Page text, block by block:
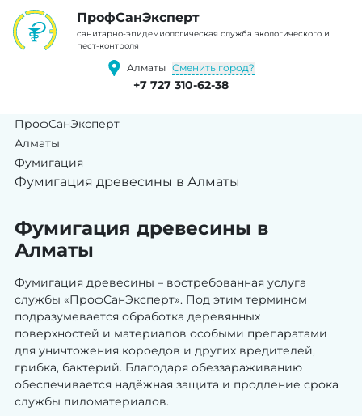
ПрофCанЭксперт
cанитарно-эпидемиологическая служба экологического и
пест-контроля
Алматы Сменить город?
+7 727 310-62-38
ПрофСанЭксперт
Алматы
Фумигация
Фумигация древесины в Алматы
Фумигация древесины в
Алматы
Фумигация древесины – востребованная услуга
службы «ПрофСанЭксперт». Под этим термином
подразумевается обработка деревянных
поверхностей и материалов особыми препаратами
для уничтожения короедов и других вредителей,
грибка, бактерий. Благодаря обеззараживанию
обеспечивается надёжная защита и продление срока
службы пиломатериалов.